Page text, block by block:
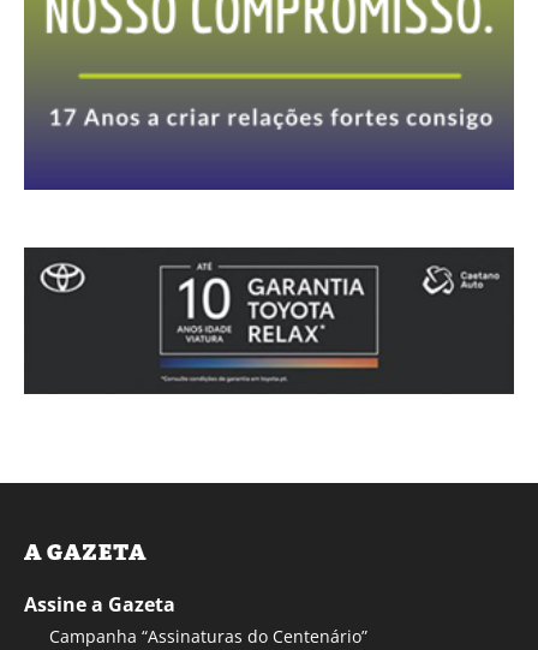
A GAZETA
Assine a Gazeta
Campanha “Assinaturas do Centenário”